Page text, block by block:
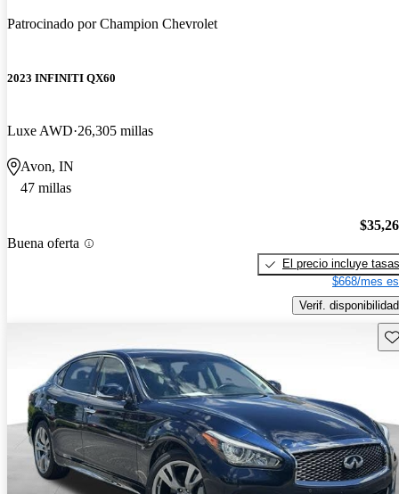
Patrocinado porChampion Chevrolet
2023 INFINITI QX60
Luxe AWD 26,305 millas
Avon, IN
47 millas
Buena oferta
El precio incluye tasas
$668/mes
Verif. disponibilidad